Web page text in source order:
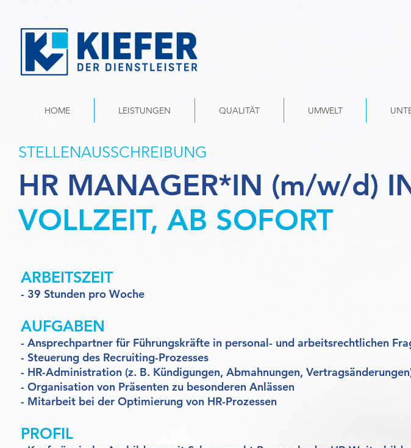
HOME LEISTUNGEN QUALITÄT UMWELT
STELLENAUSSCHREIBUNG
HR MANAGER*IN (m/w/d)
VOLLZEIT, AB SOFORT
ARBEITSZEIT
- 39 Stunden pro Woche
AUFGABEN
- Ansprechpartner für Führungskräfte in personal- und arbeitsrechtlichen
- Steuerung des Recruiting-Prozesses
- HR-Administration (z. B. Kündigungen, Abmahnungen,
- Organisation von Präsenten zu besonderen Anlässen
- Mitarbeit bei der Optimierung von HR-Prozessen
PROFIL